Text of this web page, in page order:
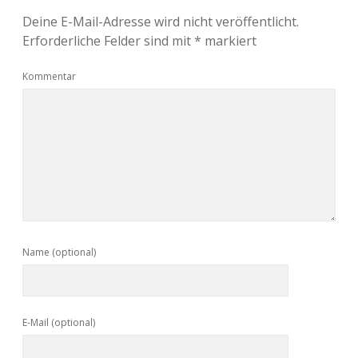
Deine E-Mail-Adresse wird nicht veröffentlicht.
Erforderliche Felder sind mit* markiert
Kommentar
Name (optional)
E-Mail (optional)